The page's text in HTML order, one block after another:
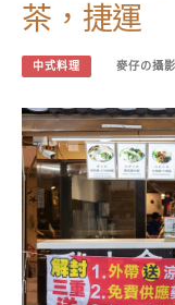
茶，捷運
中式料理 麥仔の攝